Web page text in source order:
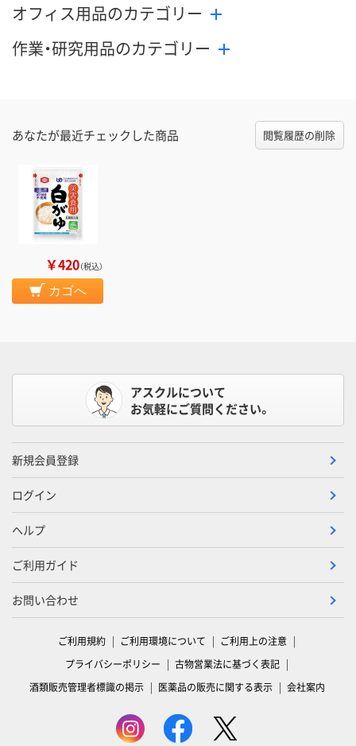
オフィス用品のカテゴリー
作業・研究用品のカテゴリー
あなたが最近チェックした商品 閲覧履歴の削除
￥420（税込）
カゴへ
アスクルについて
お気軽にご質問ください。
新規会員登録
ログイン
ヘルプ
ご利用ガイド
お問い合わせ
ご利用規約 ご利用環境について
ご利用上の注意
プライバシーポリシー
古物営業法に基づく表記
酒類販売管理者標識の掲示
医薬品の販売に関する表示 会社案内